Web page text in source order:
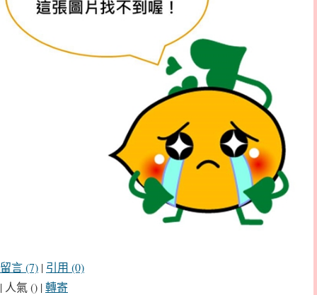
留言 (7) | 引用 (0)
| 人氣 () |轉寄